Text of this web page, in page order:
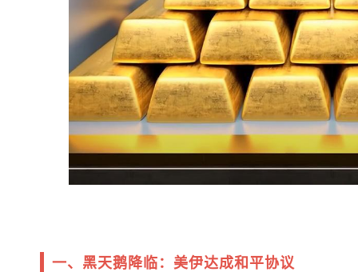
一、黑天鹅降临：美伊达成和平协议